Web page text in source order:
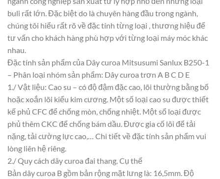
buli rất lớn. Đặc biệt do là chuyên hàng đầu trong ngành,
chúng tôi hiểu rất rõ về đặc tính từng loại , thương hiệu để
tư vấn cho khách hàng phù hợp với từng loại máy móc khác
nhau.
Đặc tính sản phẩm của Dây curoa Mitsusumi Sanlux B250-1
– Phân loại nhóm sản phẩm: Dây curoa trơn A B C D E
1./ Vật liệu: Cao su – có độ đậm đặc cao, lõi thường bằng bố
hoặc xoắn lõi kiểu kim cương. Một số loại cao su được thiết
kế phủ CFC để chống mòn, chống nhiệt. Một số loại được
phủ thêm CKC để chống bám dầu. Được gia cố lõi để tải
nặng, tải cường lực cao,… Chi tiết về đặc tính sản phẩm vui
lòng liên hệ riêng.
2./ Quy cách dây curoa đai thang. Cụ thể
Bản dây curoa B gồm bản rộng mặt lưng là: 16,5mm. Độ